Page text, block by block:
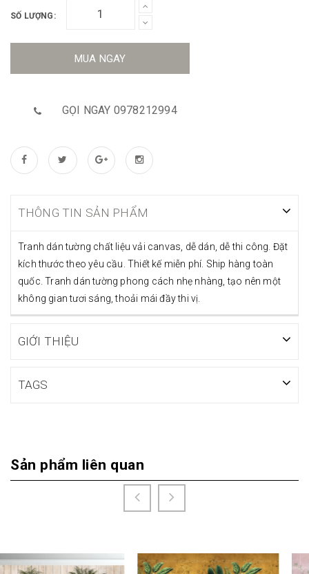
SỐ LƯỢNG:
MUA NGAY
GỌI NGAY 0978212994
THÔNG TIN SẢN PHẨM
Tranh dán tường chất liệu vải canvas, dễ dán, dễ thi công. Đặt
kích thước theo yêu cầu. Thiết kế miễn phí. Ship hàng toàn
quốc. Tranh dán tường phong cách nhẹ nhàng, tạo nên một
không gian tươi sáng, thoải mái đầy thi vị.
GIỚI THIỆU
TAGS
Sản phẩm liên quan